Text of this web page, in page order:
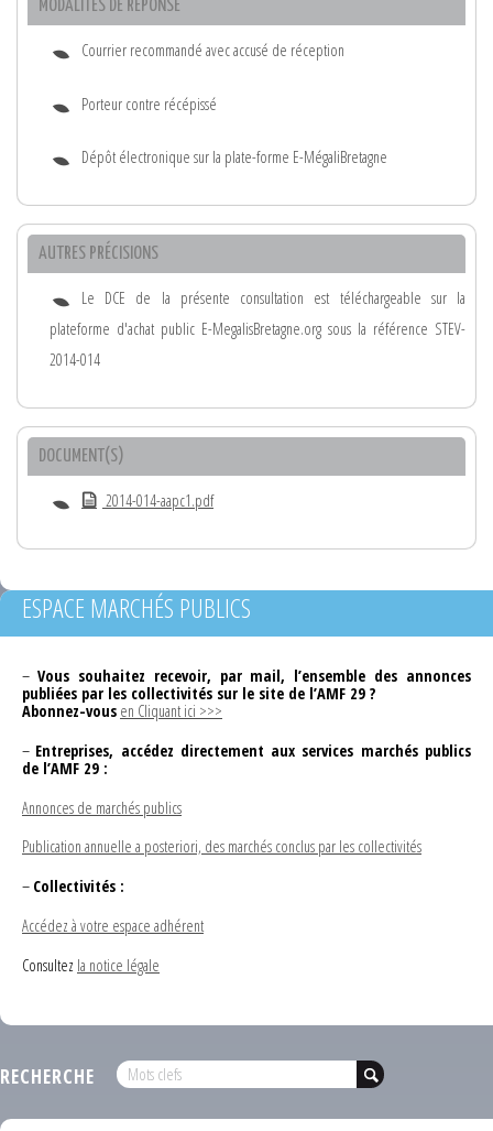
MODALITÉS DE RÉPONSE
Courrier recommandé avec accusé de réception
Porteur contre récépissé
Dépôt électronique sur la plate-forme E-MégaliBretagne
AUTRES PRÉCISIONS
Le DCE de la présente consultation est téléchargeable sur la
plateforme d'achat public E-MegalisBretagne.org sous la référence STEV-
2014-014
DOCUMENT(S)
2014-014-aapc1.pdf
ESPACE MARCHÉS PUBLICS
– Vous souhaitez recevoir, par mail, l’ensemble des annonces
publiées par les collectivités sur le site de l’AMF 29 ?
Abonnez-vous en Cliquant ici >>>
– Entreprises, accédez directement aux services marchés publics
de l’AMF 29 :
Annonces de marchés publics
Publication annuelle a posteriori, des marchés conclus par les collectivités
– Collectivités :
Accédez à votre espace adhérent
Consultez la notice légale
RECHERCHE